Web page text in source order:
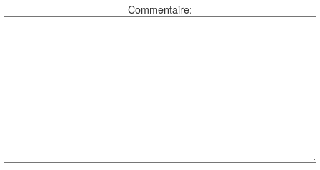
Commentaire: